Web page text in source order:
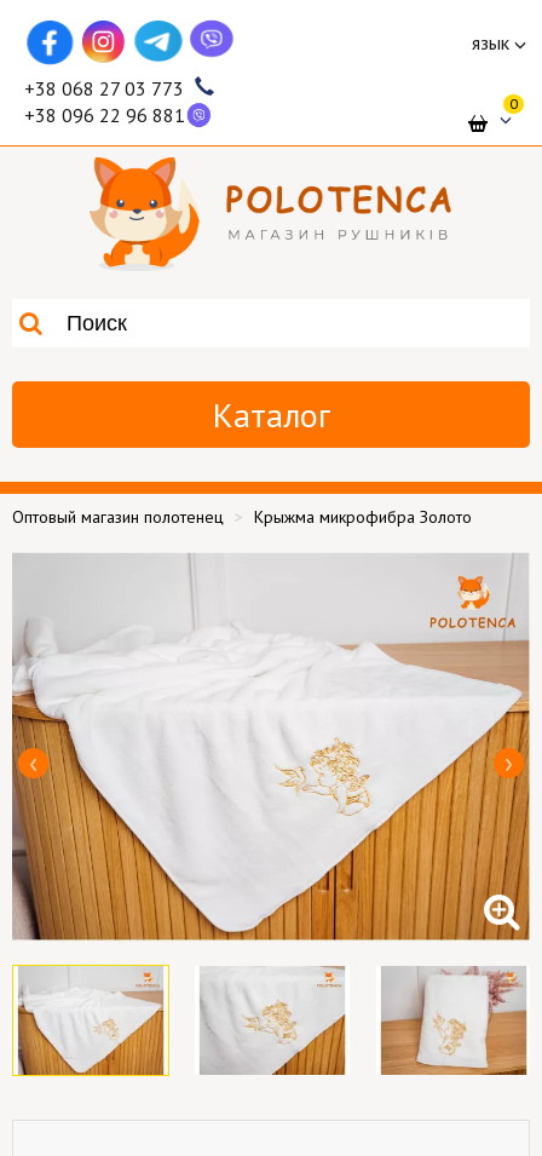
язык
+38 068 27 03 773
+38 096 22 96 881
0
Каталог
Оптовый магазин полотенец Крыжма микрофибра Золото